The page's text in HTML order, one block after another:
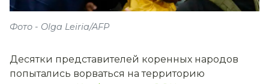
Фото - Olga Leiria/AFP
Десятки представителей коренных народов
попытались ворваться на территорию